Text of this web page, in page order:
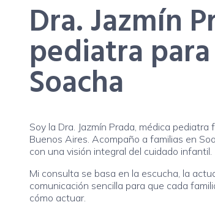
Dra. Jazmín
pediatra
Soacha
Soy la Dra. Jazmín Prada, médica
Buenos Aires. Acompaño a familias en
con una visión integral del cuidado infantil.
Mi consulta se basa en la escucha, la
comunicación sencilla para que cada
cómo actuar.